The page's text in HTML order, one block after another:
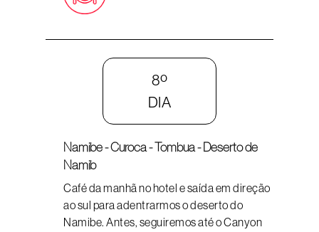
8º
DIA
Namibe - Curoca - Tombua - Deserto de
Namib
Café da manhã no hotel e saída em direção
ao sul para adentrarmos o deserto do
Namibe. Antes, seguiremos até o Canyon